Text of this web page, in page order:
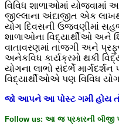
વિવિધ શાળાઓમાં યોજવામાં
જીલ્લાના અંદાજીત એક
યોગ દિવસની ઉજવણીમાં
શાળાઓના વિદ્યાર્થીઓ અને
વાતાવરણમાં તાજગી અને
અનેકવિધ કાર્યક્રમો થકી
યોગના લાભો સંદર્ભે
વિદ્યાર્થીઓએ પણ વિવિધ
જો આપને આ પોસ્ટ ગમી હોય
Follow us: આ જ પ્રકારની બીજી